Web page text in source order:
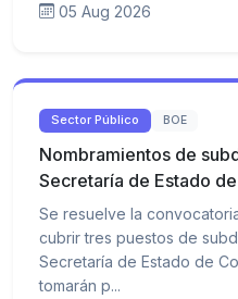
05 Aug 2026
Sector Público BOE
Nombramientos de
Secretaría de Estado
Se resuelve la
cubrir tres puestos de
Secretaría de Estado de
tomarán p...